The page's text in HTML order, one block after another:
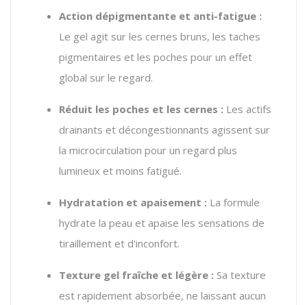
Action dépigmentante et anti-fatigue :
Le gel agit sur les cernes bruns, les taches
pigmentaires et les poches pour un effet
global sur le regard.
Réduit les poches et les cernes : Les actifs
drainants et décongestionnants agissent sur
la microcirculation pour un regard plus
lumineux et moins fatigué.
Hydratation et apaisement : La formule
hydrate la peau et apaise les sensations de
tiraillement et d'inconfort.
Texture gel fraîche et légère : Sa texture
est rapidement absorbée, ne laissant aucun